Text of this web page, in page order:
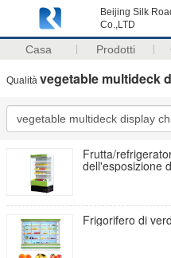
Beijing Silk
Co.,LTD
Casa Prodotti
Qualità vegetable multideck
Frutta/
dell'esposizione
Frigorifero di